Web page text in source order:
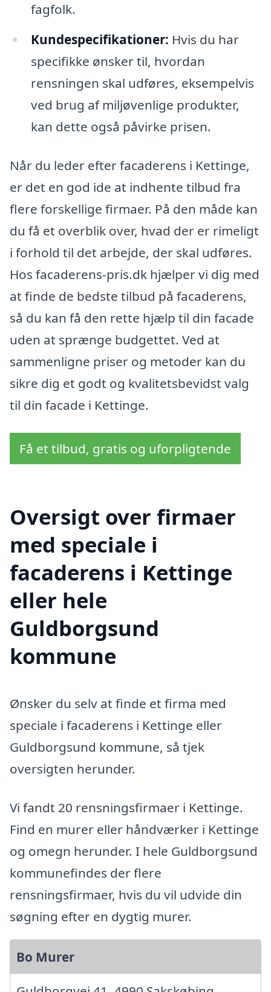
fagfolk.
Kundespecifikationer: Hvis du har
specifikke ønsker til, hvordan
rensningen skal udføres, eksempelvis
ved brug af miljøvenlige produkter,
kan dette også påvirke prisen.
Når du leder efter facaderens i Kettinge,
er det en god ide at indhente tilbud fra
flere forskellige firmaer. På den måde kan
du få et overblik over, hvad der er rimeligt
i forhold til det arbejde, der skal udføres.
Hos facaderens-pris.dk hjælper vi dig med
at finde de bedste tilbud på facaderens,
så du kan få den rette hjælp til din facade
uden at sprænge budgettet. Ved at
sammenligne priser og metoder kan du
sikre dig et godt og kvalitetsbevidst valg
til din facade i Kettinge.
Få et tilbud, gratis og uforpligtende
Oversigt over firmaer
med speciale i
facaderens i Kettinge
eller hele
Guldborgsund
kommune
Ønsker du selv at finde et firma med
speciale i facaderens i Kettinge eller
Guldborgsund kommune, så tjek
oversigten herunder.
Vi fandt 20 rensningsfirmaer i Kettinge.
Find en murer eller håndværker i Kettinge
og omegn herunder. I hele Guldborgsund
kommunefindes der flere
rensningsfirmaer, hvis du vil udvide din
søgning efter en dygtig murer.
Bo Murer